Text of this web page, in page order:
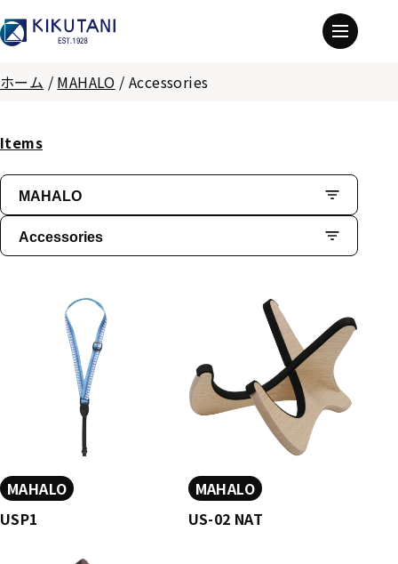
ホーム / MAHALO /Accessories
Items
MAHALO
Accessories
MAHALO
USP1
MAHALO
US-02 NAT